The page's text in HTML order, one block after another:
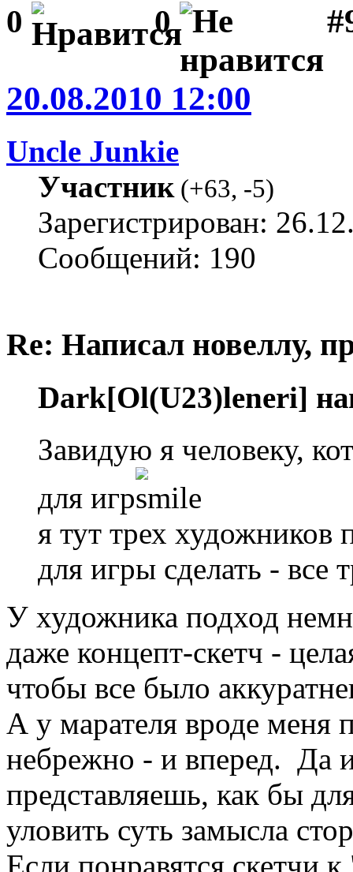
0 0
20.08.2010 12:00
Uncle Junkie
Участник(+63, -5)
Зарегистрирован:
Сообщений: 190
Re: Написал новеллу,
Dark[Ol(U23)leneri]
Завидую я человеку,
для игр
я тут трех художников
для игры сделать - все
У художника подход
даже концепт-скетч -
чтобы все было
А у марателя вроде меня
небрежно - и вперед. Да и
представляешь, как бы
уловить суть замысла